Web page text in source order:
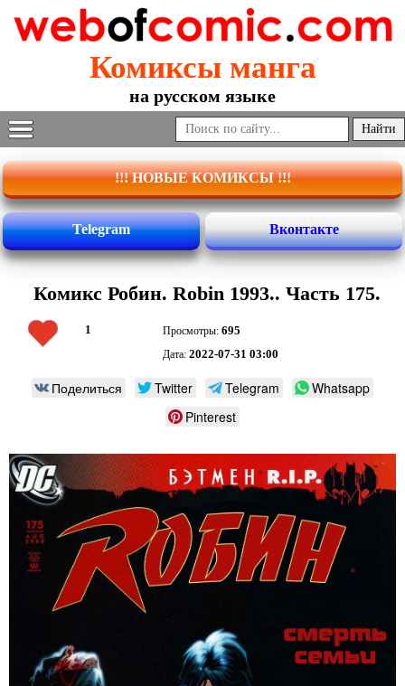
Комиксы манга
на русском языке
!!! НОВЫЕ КОМИКСЫ !!!
Telegram Вконтакте
Комикс Робин. Robin 1993.. Часть 175.
1 Просмотры: 695
Дата: 2022-07-31 03:00
Поделиться Twitter Telegram
Whatsapp
Pinterest